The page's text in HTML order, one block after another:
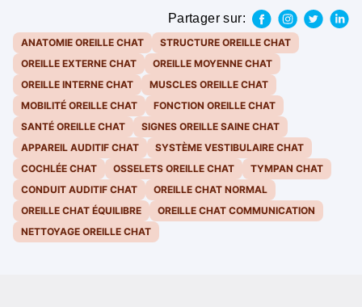
Partager sur:
ANATOMIE OREILLE CHAT
STRUCTURE OREILLE CHAT
OREILLE EXTERNE CHAT
OREILLE MOYENNE CHAT
OREILLE INTERNE CHAT
MUSCLES OREILLE CHAT
MOBILITÉ OREILLE CHAT
FONCTION OREILLE CHAT
SANTÉ OREILLE CHAT
SIGNES OREILLE SAINE CHAT
APPAREIL AUDITIF CHAT
SYSTÈME VESTIBULAIRE CHAT
COCHLÉE CHAT
OSSELETS OREILLE CHAT
TYMPAN CHAT
CONDUIT AUDITIF CHAT
OREILLE CHAT NORMAL
OREILLE CHAT ÉQUILIBRE
OREILLE CHAT COMMUNICATION
NETTOYAGE OREILLE CHAT